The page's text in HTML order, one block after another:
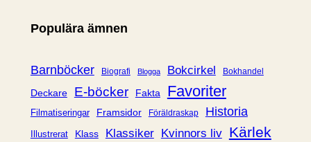
g
r
i
Populära ämnen
Barnböcker Biografi Blogga Bokcirkel Bokhandel
Deckare E-böcker Fakta Favoriter
Filmatiseringar Framsidor Föräldraskap Historia
Illustrerat Klass Klassiker Kvinnors liv Kärlek